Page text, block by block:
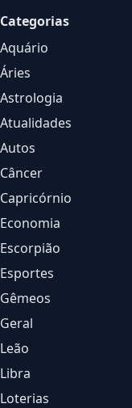
Categorias
Aquário
Áries
Astrologia
Atualidades
Autos
Câncer
Capricórnio
Economia
Escorpião
Esportes
Gêmeos
Geral
Leão
Libra
Loterias